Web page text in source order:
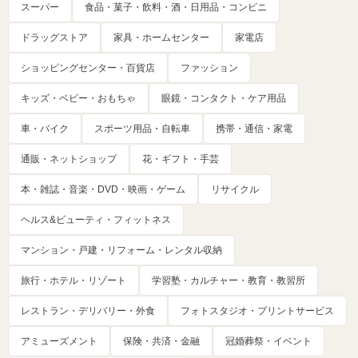
スーパー 食品・菓子・飲料・酒・日用品・コンビニ
ドラッグストア 家具・ホームセンター 家電店
ショッピングセンター・百貨店 ファッション
キッズ・ベビー・おもちゃ 眼鏡・コンタクト・ケア用品
車・バイク スポーツ用品・自転車 携帯・通信・家電
通販・ネットショップ 花・ギフト・手芸
本・雑誌・音楽・DVD・映画・ゲーム リサイクル
ヘルス&ビューティ・フィットネス
マンション・戸建・リフォーム・レンタル収納
旅行・ホテル・リゾート 学習塾・カルチャー・教育・教習所
レストラン・デリバリー・外食 フォトスタジオ・プリントサービス
アミューズメント 保険・共済・金融 冠婚葬祭・イベント